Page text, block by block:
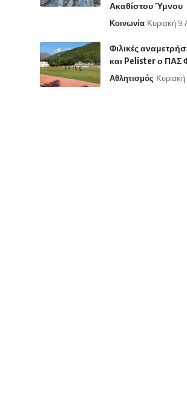
Ακαθίστου Ύμνου
Κοινωνία Κυριακή 9
Φιλικές
και Pelister ο ΠΑΣ
Αθλητισμός